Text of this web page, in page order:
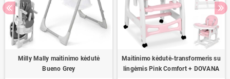
Milly Mally maitinimo kėdutė
Bueno Grey
Maitinimo kėdutė-transformeris su
lingėmis Pink Comfort + DOVANA